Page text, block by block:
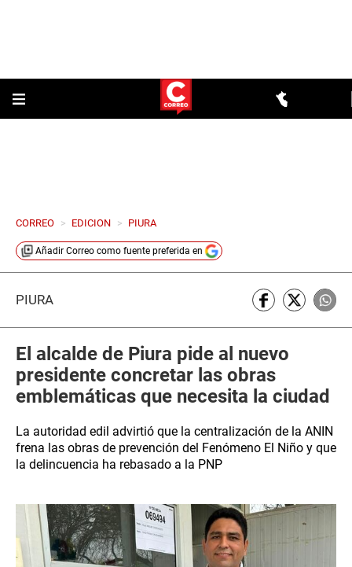
CORREO > EDICION > PIURA
Añadir Correo como fuente preferida en
PIURA
El alcalde de Piura pide al nuevo
presidente concretar las obras
emblemáticas que necesita la ciudad
La autoridad edil advirtió que la centralización de la ANIN
frena las obras de prevención del Fenómeno El Niño y que
la delincuencia ha rebasado a la PNP